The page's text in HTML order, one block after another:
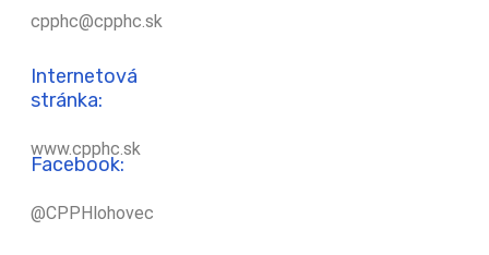
cpphc@cpphc.sk
Internetová
stránka:
www.cpphc.sk
Facebook:
@CPPHlohovec